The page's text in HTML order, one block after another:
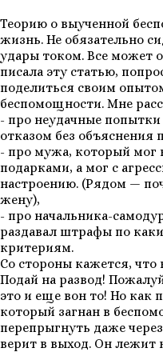
Теорию о выученной
жизнь. Не обязательно
удары током. Все может
писала эту статью,
поделиться своим
беспомощности. Мне
- про неудачные попытки
отказом без объяснения
- про мужа, который мог
подарками, а мог с
настроению. (Рядом —
жену),
- про начальника-
раздавал штрафы по
критериям.
Со стороны кажется,
Подай на развод!
это и еще вон то! Но как
который загнан в
перепрыгнуть даже
верит в выход. Он лежит